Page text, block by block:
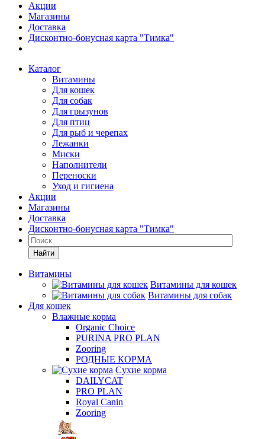
Акции
Магазины
Доставка
Дисконтно-бонусная карта "Тимка"
Каталог
Витамины
Для кошек
Для собак
Для грызунов
Для птиц
Для рыб и черепах
Лежанки
Миски
Наполнители
Переноски
Уход и гигиена
Акции
Магазины
Доставка
Дисконтно-бонусная карта "Тимка"
Найти
Витамины
Витамины для кошек
Витамины для собак
Для кошек
Влажные корма
Organic Choice
PURINA PRO PLAN
Zooring
РОДНЫЕ КОРМА
Сухие корма
DAILYCAT
PRO PLAN
Royal Canin
Zooring